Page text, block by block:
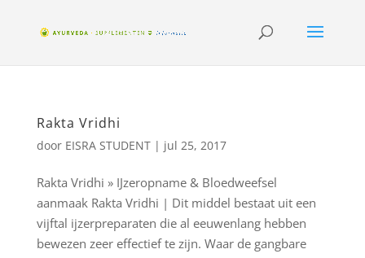
Rakta Vridhi
door EISRA STUDENT| jul 25, 2017
Rakta Vridhi » IJzeropname & Bloedweefsel
aanmaak Rakta Vridhi | Dit middel bestaat uit een
vijftal ijzerpreparaten die al eeuwenlang hebben
bewezen zeer effectief te zijn. Waar de gangbare